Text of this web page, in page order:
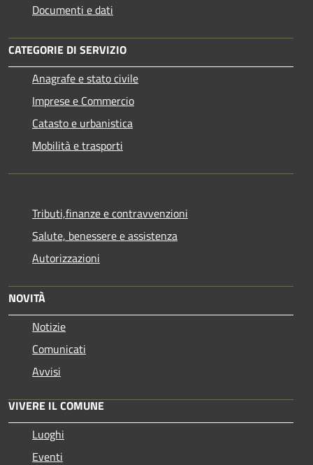
Documenti e dati
CATEGORIE DI SERVIZIO
Anagrafe e stato civile
Imprese e Commercio
Catasto e urbanistica
Mobilità e trasporti
Tributi,finanze e contravvenzioni
Salute, benessere e assistenza
Autorizzazioni
NOVITÀ
Notizie
Comunicati
Avvisi
VIVERE IL COMUNE
Luoghi
Eventi